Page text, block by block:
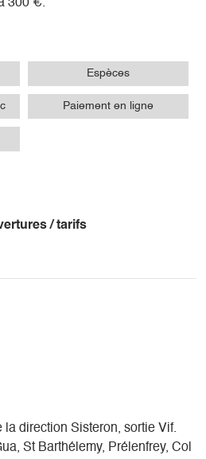
300 €.
Espèces
Paiement en ligne
/ tarifs
la direction Sisteron, sortie Vif.
St Barthélemy, Prélenfrey, Col